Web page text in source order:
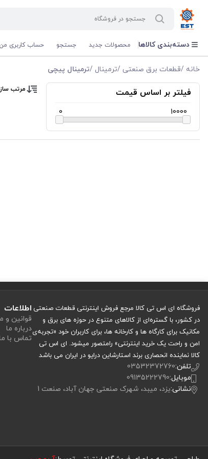
دسته‌بندی کالاها محصولات جدید جستجو حساب کاربری من
خانه /قطعات برق صنعتی /ترمینال /ترمینال پیچی
فیلتر بر اساس قیمت
0 10000
مرتب
فروشگاه ای اس تی کالا مرجع فروش اینترنتی قطعات صنعتی
در کشور، با گستره‌ای از کالاهای متنوع در حوزه های برق و
مکانیک برای کارگاه ها و کارخانه ها، برای کاربران خود «تجربه‌ی
امن و راحت یک خرید اینترنتی» رامتصور میشود. ای اس تی
کالا نماینده انحصاری برند استارشاین درایو در ایران می باشد
تلفن:03532372760
موبایل:09135222790
نشانی:یزد، میبد، شهرک صنعتی جهان آباد، صنعت 1
اطلاعات
قوانین و
درباره ما
تماس با ما